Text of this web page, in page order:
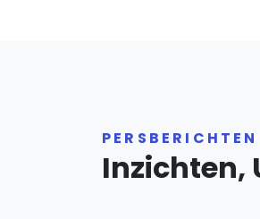
Inzichten,